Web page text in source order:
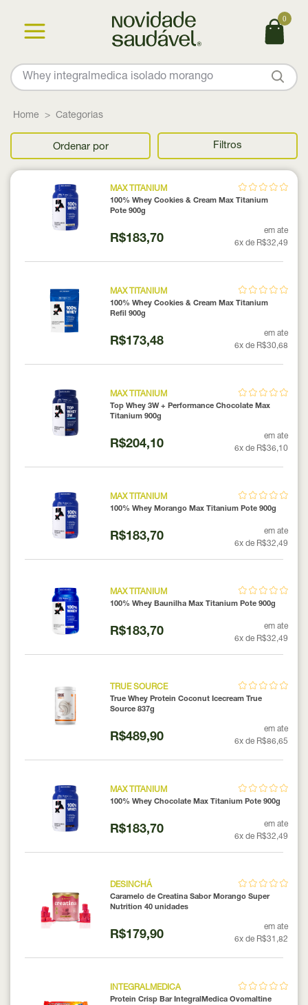
0
Home Categorias
Ordenar por Filtros
MAX TITANIUM
100% Whey Cookies & Cream Max Titanium
Pote 900g
R$183,70
em ate
6x de R$32,49
MAX TITANIUM
100% Whey Cookies & Cream Max Titanium
Refil 900g
R$173,48
em ate
6x de R$30,68
MAX TITANIUM
Top Whey 3W + Performance Chocolate Max
Titanium 900g
R$204,10
em ate
6x de R$36,10
MAX TITANIUM
100% Whey Morango Max Titanium Pote 900g
R$183,70
em ate
6x de R$32,49
MAX TITANIUM
100% Whey Baunilha Max Titanium Pote 900g
R$183,70
em ate
6x de R$32,49
TRUE SOURCE
True Whey Protein Coconut Icecream True
Source 837g
R$489,90
em ate
6x de R$86,65
MAX TITANIUM
100% Whey Chocolate Max Titanium Pote 900g
R$183,70
em ate
6x de R$32,49
DESINCHÁ
Caramelo de Creatina Sabor Morango Super
Nutrition 40 unidades
R$179,90
em ate
6x de R$31,82
INTEGRALMEDICA
Protein Crisp Bar IntegralMedica Ovomaltine